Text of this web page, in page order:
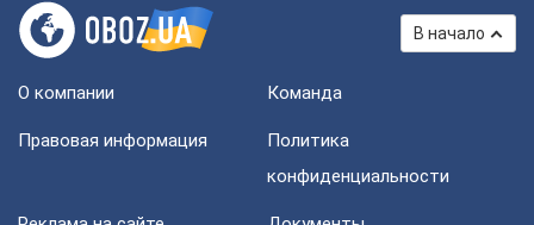
В начало
О компании Команда
Правовая информация
Политика
конфиденциальности